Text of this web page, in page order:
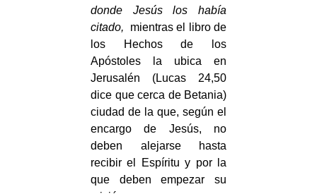
donde Jesús los había
citado, mientras el libro de
los Hechos de los
Apóstoles la ubica en
Jerusalén (Lucas 24,50
dice que cerca de Betania)
ciudad de la que, según el
encargo de Jesús, no
deben alejarse hasta
recibir el Espíritu y por la
que deben empezar su